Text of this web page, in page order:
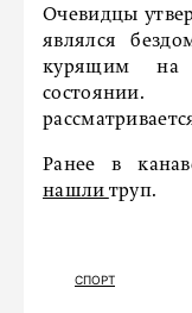
Очевидцы
являлся
курящим на
Ранее в
нашли труп.
СПОРТ